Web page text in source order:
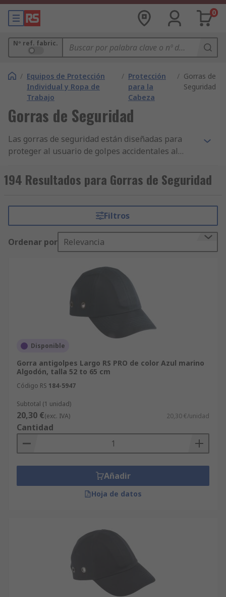
0
Nº ref. fabric.
/ Equipos de Protección
Individual y Ropa de
Trabajo
/ Protección
para la
Cabeza
/ Gorras de
Seguridad
Gorras de Seguridad
Las gorras de seguridad están diseñadas para
proteger al usuario de golpes accidentales al
gorras cumplen con EN812. Las gorras de
seguridad están fabricadas con una gran
poliéster, y pueden incluir material de protección
interno. Nuestra gama es ajustable a cualquier
talla de cabeza; algunas incluyen bandas de
sudor y son lavables. Tenga en cuenta que las
protección que nuestra amplia gama de cascos de
seguridad. Las normativas de seguridad
requieren el uso de protección de la cabeza al
trabajar en entornos peligrosos y debe
efectuarse una evaluación completa para
determinar la idoneidad de la protección de
cabeza necesaria.
194 Resultados para Gorras de Seguridad
Filtros
Ordenar por Relevancia
Disponible
Gorra antigolpes Largo RS PRO de color Azul marino
Algodón, talla 52 to 65 cm
Código RS 184-5947
Subtotal (1 unidad)
20,30 €(exc. IVA) 20,30 €/unidad
Cantidad
Añadir
Hoja de datos